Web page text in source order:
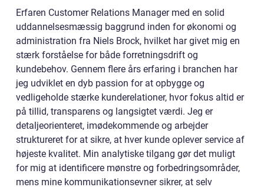
Erfaren Customer Relations Manager med en solid
uddannelsesmæssig baggrund inden for økonomi og
administration fra Niels Brock, hvilket har givet mig en
stærk forståelse for både forretningsdrift og
kundebehov. Gennem flere års erfaring i branchen har
jeg udviklet en dyb passion for at opbygge og
vedligeholde stærke kunderelationer, hvor fokus altid er
på tillid, transparens og langsigtet værdi. Jeg er
detaljeorienteret, imødekommende og arbejder
struktureret for at sikre, at hver kunde oplever service af
højeste kvalitet. Min analytiske tilgang gør det muligt
for mig at identificere mønstre og forbedringsområder,
mens mine kommunikationsevner sikrer, at selv